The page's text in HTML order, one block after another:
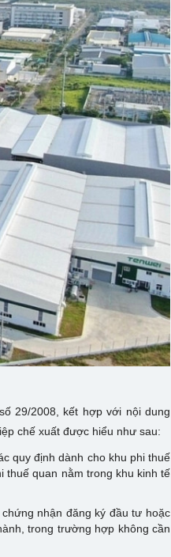
29/2008, kết hợp với nội dung
chế xuất được hiểu như sau:
quy định dành cho khu phi thuế
thuế quan nằm trong khu kinh tế
nhận đăng ký đầu tư hoặc
trong trường hợp không cần